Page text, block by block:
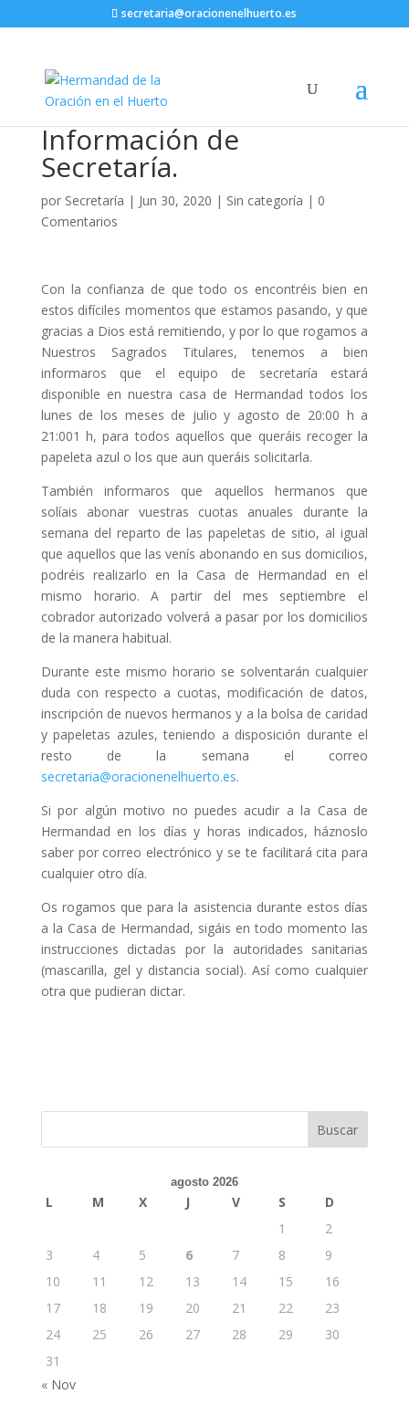
secretaria@oracionenelhuerto.es
Información de
Secretaría.
por Secretaría | Jun 30, 2020 | Sin categoría | 0
Comentarios
Con la confianza de que todo os encontréis bien en
estos difíciles momentos que estamos pasando, y que
gracias a Dios está remitiendo, y por lo que rogamos a
Nuestros Sagrados Titulares, tenemos a bien
informaros que el equipo de secretaría estará
disponible en nuestra casa de Hermandad todos los
lunes de los meses de julio y agosto de 20:00 h a
21:001 h, para todos aquellos que queráis recoger la
papeleta azul o los que aun queráis solicitarla.
También informaros que aquellos hermanos que
solíais abonar vuestras cuotas anuales durante la
semana del reparto de las papeletas de sitio, al igual
que aquellos que las venís abonando en sus domicilios,
podréis realizarlo en la Casa de Hermandad en el
mismo horario. A partir del mes septiembre el
cobrador autorizado volverá a pasar por los domicilios
de la manera habitual.
Durante este mismo horario se solventarán cualquier
duda con respecto a cuotas, modificación de datos,
inscripción de nuevos hermanos y a la bolsa de caridad
y papeletas azules, teniendo a disposición durante el
resto de la semana el correo
secretaria@oracionenelhuerto.es.
Si por algún motivo no puedes acudir a la Casa de
Hermandad en los días y horas indicados, háznoslo
saber por correo electrónico y se te facilitará cita para
cualquier otro día.
Os rogamos que para la asistencia durante estos días
a la Casa de Hermandad, sigáis en todo momento las
instrucciones dictadas por la autoridades sanitarias
(mascarilla, gel y distancia social). Así como cualquier
otra que pudieran dictar.
agosto 2026
L M X J V S
D
1
2
3
4 5 6 7 8
9
10
11 12 13 14 15
16
17
18 19 20 21 22
23
24
25 26 27 28 29
30
31
« Nov